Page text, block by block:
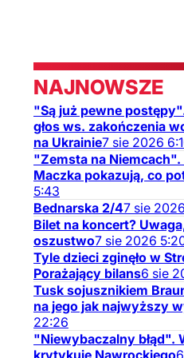
NAJNOWSZE
"Są już pewne
głos ws. zakończenia
na Ukrainie7 sie 2026
"Zemsta na Niemcach".
Maczka pokazują, co
5:43
Bednarska 2/47 sie 2026
Bilet na koncert?
oszustwo7 sie 2026
Tyle dzieci zginęło w
Porażający bilans6 sie
Tusk sojusznikiem
na jego jak najwyższy
22:26
"Niewybaczalny błąd".
krytykuje Nawrockiego6